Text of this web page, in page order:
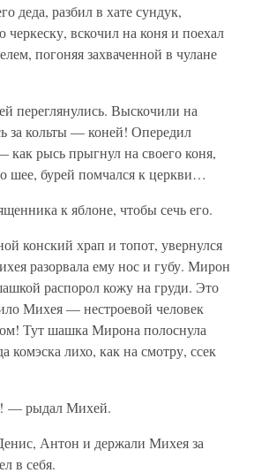
деда, разбил в хате сундук,
черкеску, вскочил на коня и поехал
погоняя захваченной в чулане
переглянулись. Выскочили на
за кольты — коней! Опередил
рысь прыгнул на своего коня,
шее, бурей помчался к церкви…
к яблоне, чтобы сечь его.
конский храп и топот, увернулся
разорвала ему нос и губу. Мирон
распорол кожу на груди. Это
Михея — нестроевой человек
Тут шашка Мирона полоснула
комэска лихо, как на смотру, ссек
— рыдал Михей.
Антон и держали Михея за
в себя.